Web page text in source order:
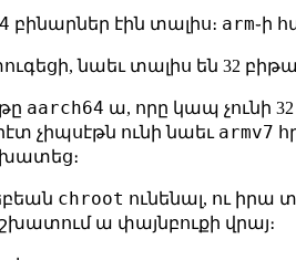
բինարներ էին տալիս։ arm֊ի
նաեւ տալիս են 32
aarch64 ա, որը կապ չունի
չիպսէթն ունի նաեւ armv7
chroot ունենալ, ու
ա փայնբուքի վրայ։